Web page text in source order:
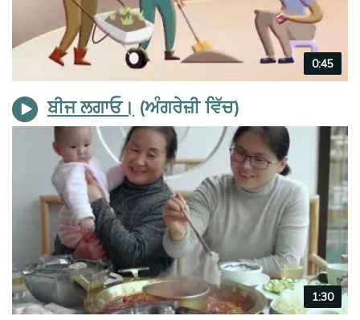
Video
duration
0:45
ਬੀਜ ਲਗਾਓ।
Video
duration
1:30